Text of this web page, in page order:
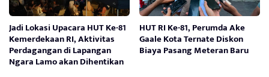
Jadi Lokasi Upacara HUT Ke-81
Kemerdekaan RI, Aktivitas
Perdagangan di Lapangan
Ngara Lamo akan Dihentikan
HUT RI Ke-81, Perumda Ake
Gaale Kota Ternate Diskon
Biaya Pasang Meteran Baru